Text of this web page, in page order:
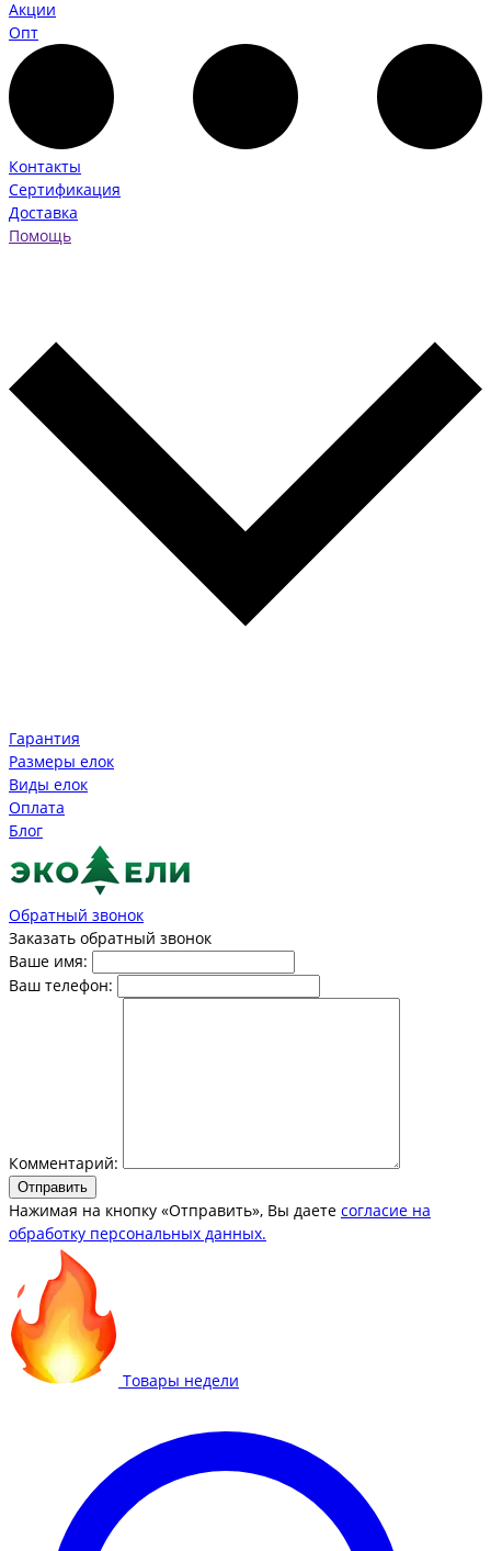
Акции
Опт
Контакты
Сертификация
Доставка
Помощь
Гарантия
Размеры елок
Виды елок
Оплата
Блог
Обратный звонок
Заказать обратный звонок
Ваше имя:
Ваш телефон:
Комментарий:
Отправить
Нажимая на кнопку «Отправить», Вы даете согласие на
обработку персональных данных.
Товары недели